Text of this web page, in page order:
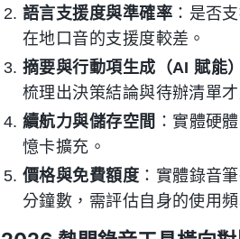
語言支援度與準確率 ：是否
在地口音的支援度較差。
摘要與行動項生成（AI 賦能）
梳理出決策結論與待辦清單
續航力與儲存空間 ：實體硬
憶卡擴充。
價格與免費額度 ：實體錄音
分鐘數，需評估自身的使用